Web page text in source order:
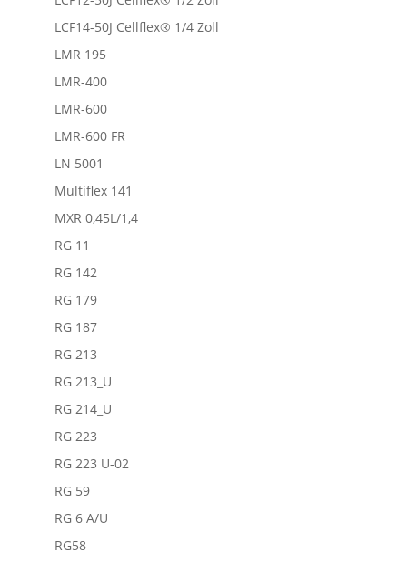
LCF14-50J Cellflex® 1/4 Zoll
LMR 195
LMR-400
LMR-600
LMR-600 FR
LN 5001
Multiflex 141
MXR 0,45L/1,4
RG 11
RG 142
RG 179
RG 187
RG 213
RG 213_U
RG 214_U
RG 223
RG 223 U-02
RG 59
RG 6 A/U
RG58